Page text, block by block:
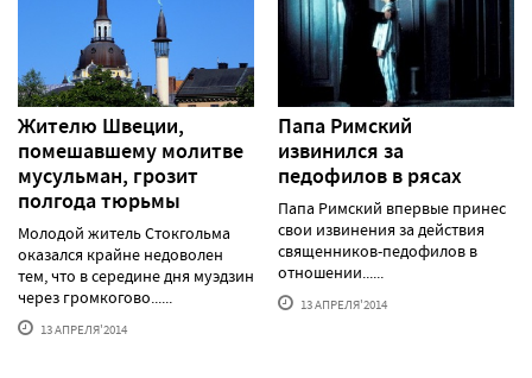
Жителю Швеции,
помешавшему молитве
мусульман, грозит
полгода тюрьмы
Молодой житель Стокгольма
оказался крайне недоволен
тем, что в середине дня муэдзин
через громкогово......
13 АПРЕЛЯ'2014
Папа Римский
извинился за
педофилов в рясах
Папа Римский впервые принес
свои извинения за действия
священников-педофилов в
отношении......
13 АПРЕЛЯ'2014